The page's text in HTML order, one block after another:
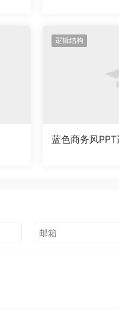
逻辑结构
蓝色商务风